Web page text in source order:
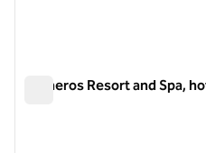
Carneros Resort and Spa,